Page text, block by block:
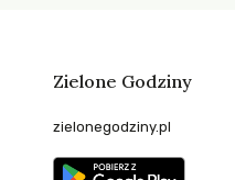
Zielone Godziny
zielonegodziny.pl